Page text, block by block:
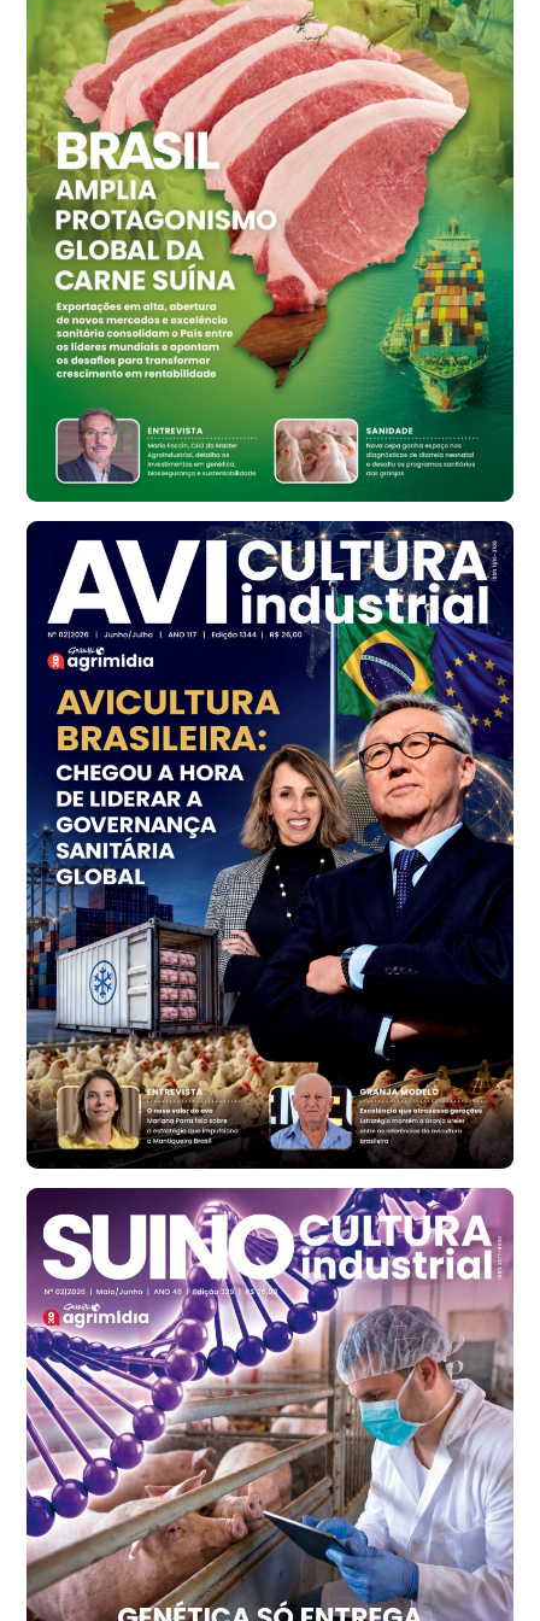
Ovo Vermelho - Regional
Grande São Paulo (SP)
R$ 155,59
cx
Ovo Vermelho - Regional
Vermelho
R$ 159,31
Ovo Branco - Regional
Bastos (SP)
R$ 134,40
cx
Ovo Vermelho - Regional
Bastos (SP)
R$ 147,87
cx
Frango - Indicador
R$ 7,13
kg
Frango - Indicador
SP
R$ 7,15
kg
Trigo Atacado - Regional
PR
R$ 1.414,20
t
Trigo Atacado - Regional
RS
R$ 1.314,40
t
Ovo Vermelho - Regional
Vermelho
R$ 171,15
cx
Ovo Branco - Regional
Santa Maria do Jetibá (ES)
R$ 139,43
cx
Ovo Branco - Regional
Recife (PE)
R$ 149,79
cx
Ovo Vermelho - Regional
Recife (PE)
R$ 158,77
cx